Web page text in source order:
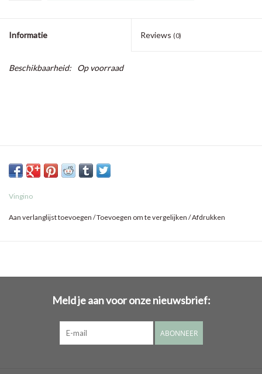
Informatie Reviews (0)
Beschikbaarheid: Op voorraad
Vingino
Aan verlanglijst toevoegen /Toevoegen om te vergelijken /Afdrukken
Meld je aan voor onze nieuwsbrief:
ABONNEER